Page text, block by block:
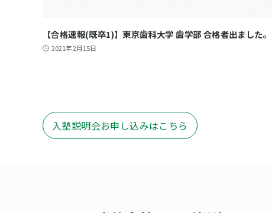
【合格速報(既卒1)】東京歯科大学 歯学部 合格者出ました。
2021年2月15日
入塾説明会お申し込みはこちら